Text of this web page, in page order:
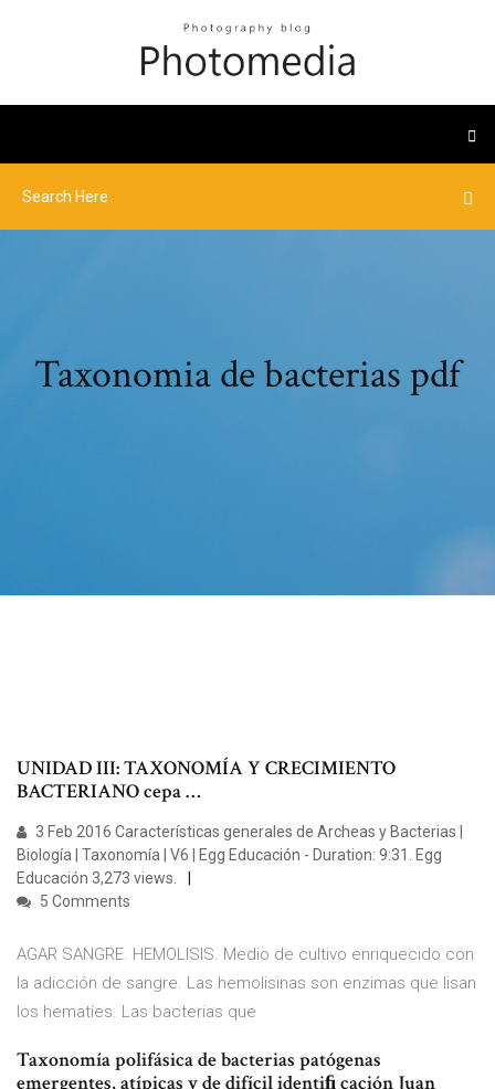
Taxonomia de bacterias pdf
UNIDAD III: TAXONOMÍA Y CRECIMIENTO
BACTERIANO cepa …
3 Feb 2016 Características generales de Archeas y Bacterias |
Biología | Taxonomía | V6 | Egg Educación - Duration: 9:31. Egg
Educación 3,273 views.
5 Comments
AGAR SANGRE. HEMOLISIS. Medio de cultivo enriquecido con
la adicción de sangre. Las hemolisinas son enzimas que lisan
los hematíes. Las bacterias que
Taxonomía polifásica de bacterias patógenas
emergentes, atípicas y de difícil identiﬁ cación Juan